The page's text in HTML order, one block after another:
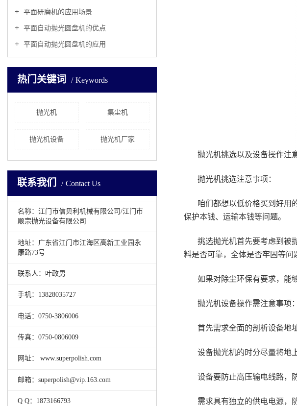
平面研磨机的应用场景
平面自动抛光圆盘机的优点
平面自动抛光圆盘机的应用
热门关键词 Keywords
抛光机 集尘机
抛光机设备 抛光机厂家
联系我们 Contact Us
名称：江门市信贝利机械有限公司/江门市
顺宗抛光设备有限公司
地址：广东省江门市江海区高新工业园永
康路73号
联系人：叶政男
手机：13828035727
电话：0750-3806006
传真：0750-0806009
网址： www.superpolish.com
邮箱：superpolish@vip.163.com
Q Q：1873166793
抛光机挑选以及设备操作注
抛光机挑选注意事项：
咱们都想以低价格买到好用
保护本钱、运输本钱等问题。
挑选抛光机首先要考虑到被
料是否可靠，全体是否牢固等问
如果对除尘环保有要求，能
抛光机设备操作需注意事项：
首先需求全面的剖析设备地
设备抛光机的时分尽量将地
设备要防止高压输电线路，
需求具有独立的供电电源，